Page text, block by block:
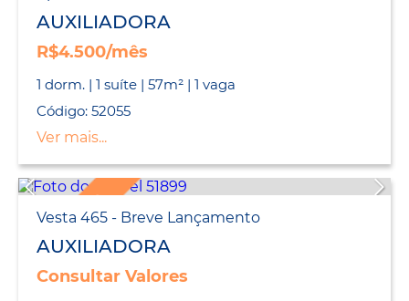
AUXILIADORA
R$4.500/mês
1 dorm. | 1 suíte | 57m² | 1 vaga
Código: 52055
Ver mais...
LANÇAMENTO
Vesta 465 - Breve Lançamento
AUXILIADORA
Consultar Valores